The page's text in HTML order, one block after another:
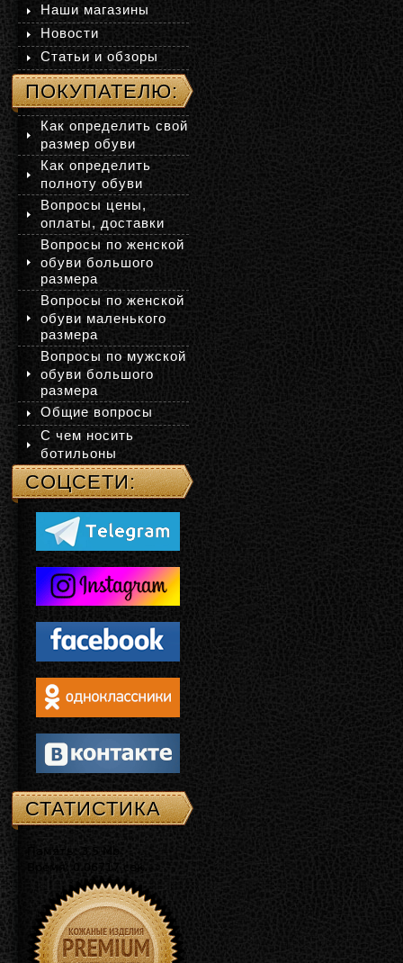
Наши магазины
Новости
Статьи и обзоры
ПОКУПАТЕЛЮ:
Как определить свой
размер обуви
Как определить
полноту обуви
Вопросы цены,
оплаты, доставки
Вопросы по женской
обуви большого
размера
Вопросы по женской
обуви маленького
размера
Вопросы по мужской
обуви большого
размера
Общие вопросы
С чем носить
ботильоны
СОЦСЕТИ:
СТАТИСТИКА
Память: 3.5 Mb
Время: 0.06717 сек.